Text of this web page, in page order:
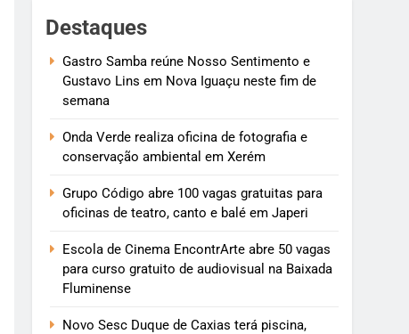
Destaques
Gastro Samba reúne Nosso Sentimento e
Gustavo Lins em Nova Iguaçu neste fim de
semana
Onda Verde realiza oficina de fotografia e
conservação ambiental em Xerém
Grupo Código abre 100 vagas gratuitas para
oficinas de teatro, canto e balé em Japeri
Escola de Cinema EncontrArte abre 50 vagas
para curso gratuito de audiovisual na Baixada
Fluminense
Novo Sesc Duque de Caxias terá piscina,